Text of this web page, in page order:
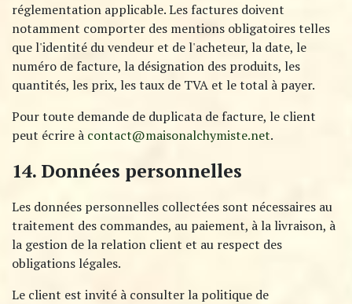
réglementation applicable. Les factures doivent
notamment comporter des mentions obligatoires telles
que l'identité du vendeur et de l'acheteur, la date, le
numéro de facture, la désignation des produits, les
quantités, les prix, les taux de TVA et le total à payer.​
Pour toute demande de duplicata de facture, le client
peut écrire à contact@maisonalchymiste.net.
14. Données personnelles
Les données personnelles collectées sont nécessaires au
traitement des commandes, au paiement, à la livraison, à
la gestion de la relation client et au respect des
obligations légales.
Le client est invité à consulter la politique de